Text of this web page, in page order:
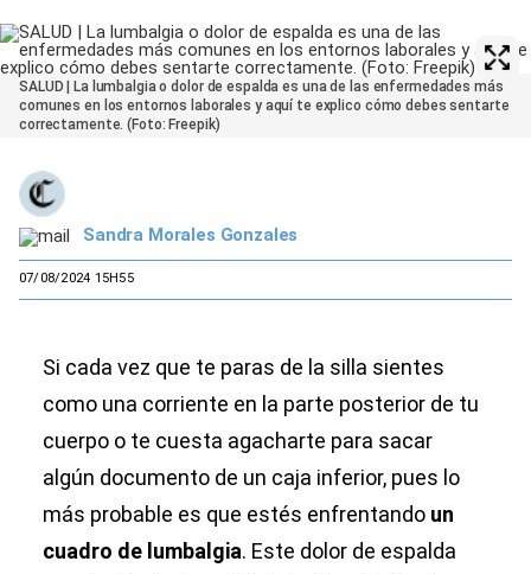
SALUD | La lumbalgia o dolor de espalda es una de las enfermedades más
comunes en los entornos laborales y aquí te explico cómo debes sentarte
correctamente. (Foto: Freepik)
Sandra Morales Gonzales
07/08/2024 15H55
Si cada vez que te paras de la silla sientes
como una corriente en la parte posterior de tu
cuerpo o te cuesta agacharte para sacar
algún documento de un caja inferior, pues lo
más probable es que estés enfrentando un
cuadro de lumbalgia. Este dolor de espalda